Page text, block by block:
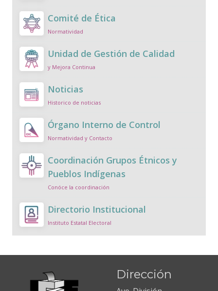
Comité de Ética
Normatividad
Unidad de Gestión de Calidad
y Mejora Continua
Noticias
Historico de noticias
Órgano Interno de Control
Normatividad y Contacto
Coordinación Grupos Étnicos y
Pueblos Indígenas
Conóce la coordinación
Directorio Institucional
Instituto Estatal Electoral
Dirección